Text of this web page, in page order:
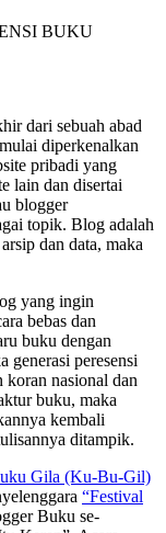
BUKU
dari sebuah abad
diperkenalkan
pribadi yang
lain dan disertai
blogger
topik. Blog adalah
dan data, maka
yang ingin
bebas dan
buku dengan
generasi peresensi
koran nasional dan
buku, maka
kembali
ditampik.
Gila (Ku-Bu-Gil)
“Festival
Buku se-